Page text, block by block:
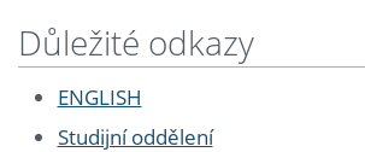
Důležité odkazy
ENGLISH
Studijní oddělení